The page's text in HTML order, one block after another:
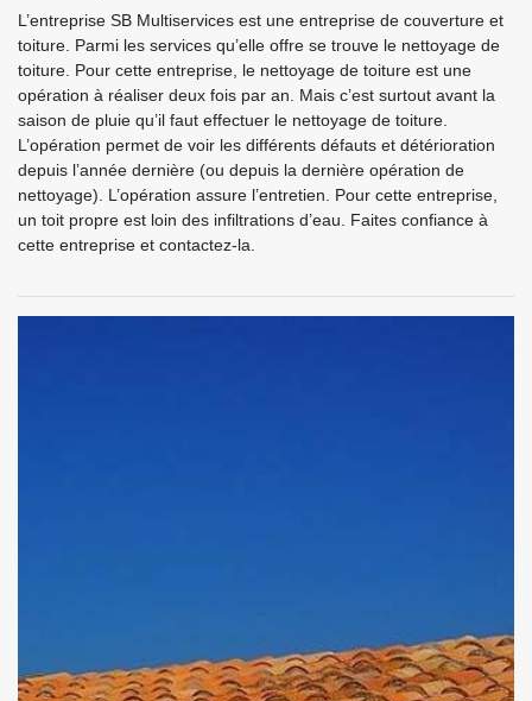
L’entreprise SB Multiservices est une entreprise de couverture et
toiture. Parmi les services qu’elle offre se trouve le nettoyage de
toiture. Pour cette entreprise, le nettoyage de toiture est une
opération à réaliser deux fois par an. Mais c’est surtout avant la
saison de pluie qu’il faut effectuer le nettoyage de toiture.
L’opération permet de voir les différents défauts et détérioration
depuis l’année dernière (ou depuis la dernière opération de
nettoyage). L’opération assure l’entretien. Pour cette entreprise,
un toit propre est loin des infiltrations d’eau. Faites confiance à
cette entreprise et contactez-la.